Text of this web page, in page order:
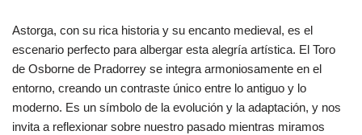
Astorga, con su rica historia y su encanto medieval, es el
escenario perfecto para albergar esta alegría artística. El Toro
de Osborne de Pradorrey se integra armoniosamente en el
entorno, creando un contraste único entre lo antiguo y lo
moderno. Es un símbolo de la evolución y la adaptación, y nos
invita a reflexionar sobre nuestro pasado mientras miramos